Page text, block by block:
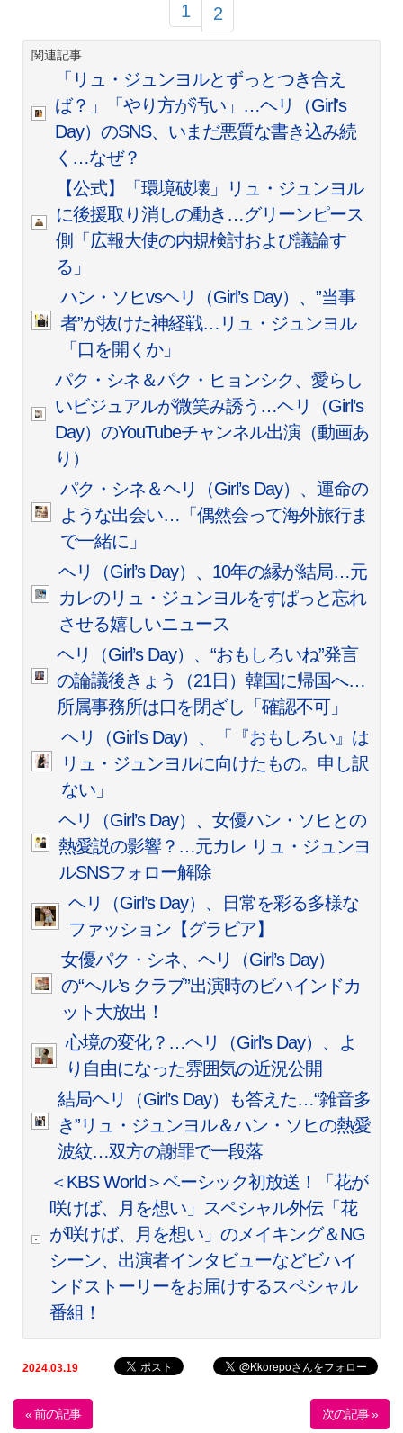
1
2
関連記事
「リュ・ジュンヨルとずっとつき合え
ば？」「やり方が汚い」…ヘリ（Girl's
Day）のSNS、いまだ悪質な書き込み続
く…なぜ？
【公式】「環境破壊」リュ・ジュンヨル
に後援取り消しの動き…グリーンピース
側「広報大使の内規検討および議論す
る」
ハン・ソヒvsヘリ（Girl’s Day）、”当事
者”が抜けた神経戦…リュ・ジュンヨル
「口を開くか」
パク・シネ＆パク・ヒョンシク、愛らし
いビジュアルが微笑み誘う…ヘリ（Girl’s
Day）のYouTubeチャンネル出演（動画あ
り）
パク・シネ＆ヘリ（Girl’s Day）、運命の
ような出会い…「偶然会って海外旅行ま
で一緒に」
ヘリ（Girl’s Day）、10年の縁が結局…元
カレのリュ・ジュンヨルをすぱっと忘れ
させる嬉しいニュース
ヘリ（Girl’s Day）、“おもしろいね”発言
の論議後きょう（21日）韓国に帰国へ…
所属事務所は口を閉ざし「確認不可」
ヘリ（Girl’s Day）、「『おもしろい』は
リュ・ジュンヨルに向けたもの。申し訳
ない」
ヘリ（Girl’s Day）、女優ハン・ソヒとの
熱愛説の影響？…元カレ リュ・ジュンヨ
ルSNSフォロー解除
ヘリ（Girl’s Day）、日常を彩る多様な
ファッション【グラビア】
女優パク・シネ、ヘリ（Girl’s Day）
の“ヘル’s クラブ”出演時のビハインドカ
ット大放出！
心境の変化？…ヘリ（Girl's Day）、よ
り自由になった雰囲気の近況公開
結局ヘリ（Girl’s Day）も答えた…“雑音多
き”リュ・ジュンヨル＆ハン・ソヒの熱愛
波紋…双方の謝罪で一段落
＜KBS World＞ベーシック初放送！「花が
咲けば、月を想い」スペシャル外伝「花
が咲けば、月を想い」のメイキング＆NG
シーン、出演者インタビューなどビハイ
ンドストーリーをお届けするスペシャル
番組！
2024.03.19
« 前の記事 次の記事 »